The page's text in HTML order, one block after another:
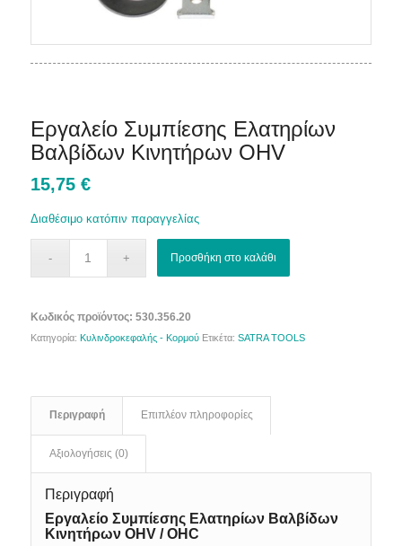
Εργαλείο Συμπίεσης Ελατηρίων
Βαλβίδων Κινητήρων OHV
15,75 €
Διαθέσιμο κατόπιν παραγγελίας
Προσθήκη στο καλάθι
Κωδικός προϊόντος: 530.356.20
Κατηγορία: Κυλινδροκεφαλής - Κορμού Ετικέτα: SATRA TOOLS
Περιγραφή Επιπλέον πληροφορίες
Αξιολογήσεις (0)
Περιγραφή
Εργαλείο Συμπίεσης Ελατηρίων Βαλβίδων
Κινητήρων OHV / OHC